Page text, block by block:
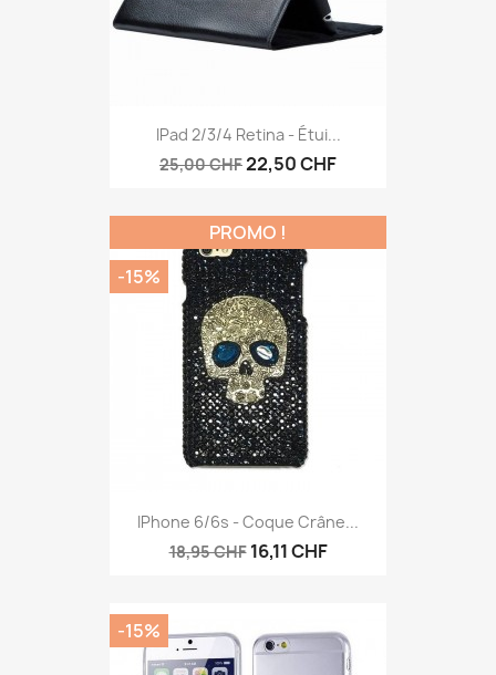
IPad 2/3/4 Retina - Étui...
25,00 CHF22,50 CHF
IPhone 6/6s - Coque Crâne...
18,95 CHF 16,11 CHF
PROMO !
-15%
-15%